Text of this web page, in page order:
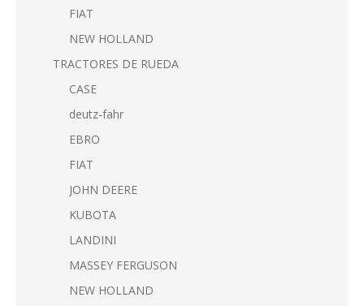
FIAT
NEW HOLLAND
TRACTORES DE RUEDA
CASE
deutz-fahr
EBRO
FIAT
JOHN DEERE
KUBOTA
LANDINI
MASSEY FERGUSON
NEW HOLLAND